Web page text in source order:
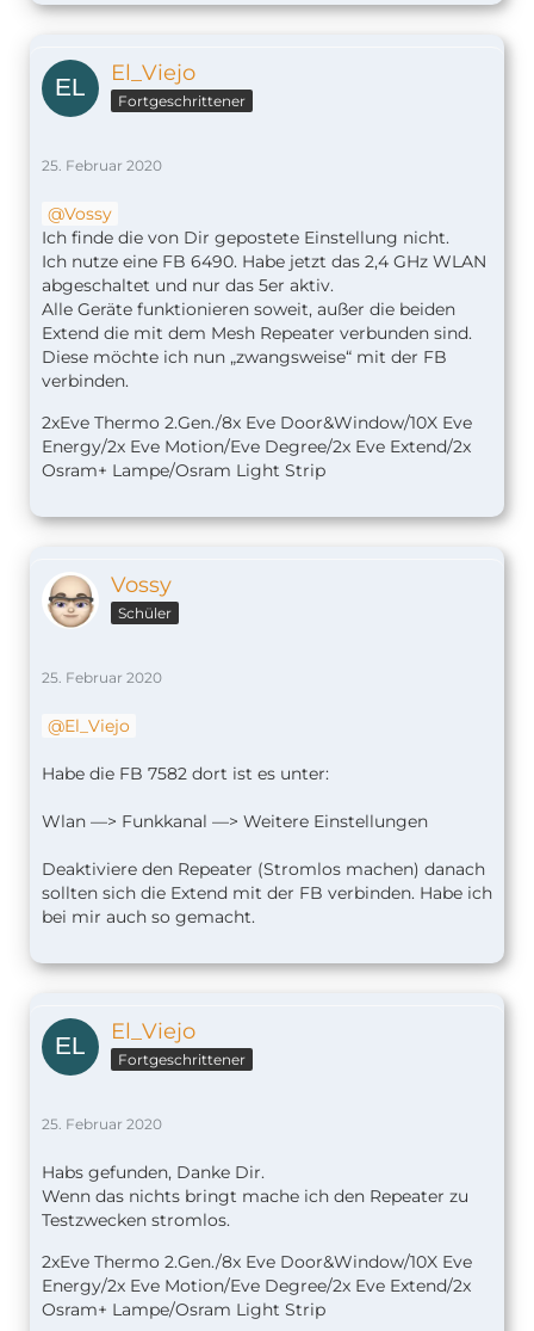
El_Viejo
Fortgeschrittener
25. Februar 2020
Vossy
Ich finde die von Dir gepostete Einstellung nicht.
Ich nutze eine FB 6490. Habe jetzt das 2,4 GHz WLAN
abgeschaltet und nur das 5er aktiv.
Alle Geräte funktionieren soweit, außer die beiden
Extend die mit dem Mesh Repeater verbunden sind.
Diese möchte ich nun „zwangsweise“ mit der FB
verbinden.
2xEve Thermo 2.Gen./8x Eve Door&Window/10X Eve
Energy/2x Eve Motion/Eve Degree/2x Eve Extend/2x
Osram+ Lampe/Osram Light Strip
Vossy
Schüler
25. Februar 2020
El_Viejo
Habe die FB 7582 dort ist es unter:
Wlan —> Funkkanal —> Weitere Einstellungen
Deaktiviere den Repeater (Stromlos machen) danach
sollten sich die Extend mit der FB verbinden. Habe ich
bei mir auch so gemacht.
El_Viejo
Fortgeschrittener
25. Februar 2020
Habs gefunden, Danke Dir.
Wenn das nichts bringt mache ich den Repeater zu
Testzwecken stromlos.
2xEve Thermo 2.Gen./8x Eve Door&Window/10X Eve
Energy/2x Eve Motion/Eve Degree/2x Eve Extend/2x
Osram+ Lampe/Osram Light Strip